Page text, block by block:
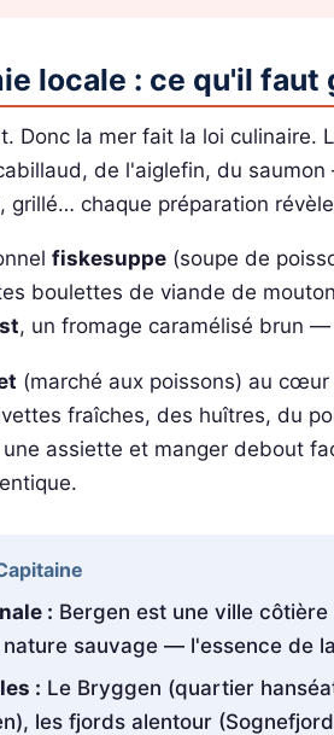
locale : ce qu'il faut
Donc la mer fait la loi culinaire.
de l'aiglefin, du
grillé… chaque préparation
fiskesuppe (soupe de
boulettes de viande de
, un fromage caramélisé brun
(marché aux poissons) au
fraîches, des huîtres, du
assiette et manger debout
: Bergen est une ville
sauvage — l'essence de
: Le Bryggen (quartier
les fjords alentour